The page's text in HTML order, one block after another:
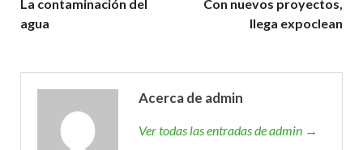
La contaminación del
agua
Con nuevos proyectos,
llega expoclean
Acerca de admin
Ver todas las entradas de admin →